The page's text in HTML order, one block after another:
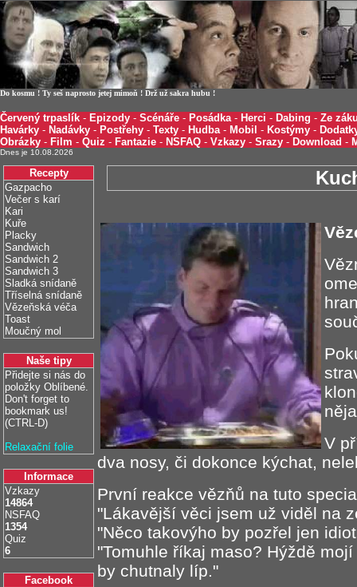
Do kosmu ! Ty seš naprosto jetej mimoň ! Drž už sakra hubu !
Červený trpaslík - Epizody - Scénáře - Posádka- Herci - Dabing - Ze
Havárky - Nadávky - Postřehy - Texty - Hudba- Mobil - Kostýmy -
Obrázky - Film - Quiz - Fantazie - NSFAQ - Vzkazy - Srazy - Download -
Dnes je 10.08.2026
Recepty
Gazpacho
Večer s karí
Kari
Kuře
Placky
Sandwich
Sandwich 2
Sandwich 3
Sladká snídaně
Tříselná snídaně
Vězeňská véča
Toast
Moučný mol
Naše tipy
Přidejte si nás do
položky Oblíbené.
Don't forget to
bookmark us!
(CTRL-D)
Relaxační folie
Informace
Vzkazy
14864
NSFAQ
1354
Quiz
6
Facebook
V
dva nosy, či dokonce kýchat,
První reakce vězňů na tuto
"Lákavější věci jsem už viděl na
"Něco takovýho by pozřel jen
"Tomuhle říkaj maso? Hýždě
by chutnaly líp."